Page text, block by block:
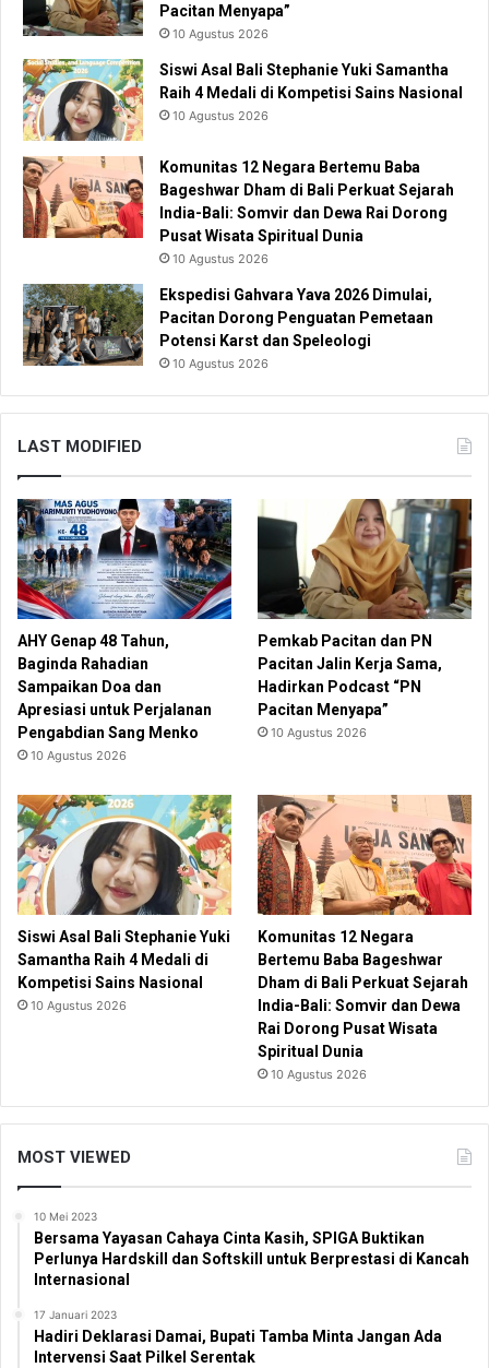
Pacitan Menyapa”
10 Agustus 2026
Siswi Asal Bali Stephanie Yuki Samantha
Raih 4 Medali di Kompetisi Sains Nasional
10 Agustus 2026
Komunitas 12 Negara Bertemu Baba
Bageshwar Dham di Bali Perkuat Sejarah
India-Bali: Somvir dan Dewa Rai Dorong
Pusat Wisata Spiritual Dunia
10 Agustus 2026
Ekspedisi Gahvara Yava 2026 Dimulai,
Pacitan Dorong Penguatan Pemetaan
Potensi Karst dan Speleologi
10 Agustus 2026
LAST MODIFIED
AHY Genap 48 Tahun,
Baginda Rahadian
Sampaikan Doa dan
Apresiasi untuk Perjalanan
Pengabdian Sang Menko
10 Agustus 2026
Pemkab Pacitan dan PN
Pacitan Jalin Kerja Sama,
Hadirkan Podcast “PN
Pacitan Menyapa”
10 Agustus 2026
Siswi Asal Bali Stephanie Yuki
Samantha Raih 4 Medali di
Kompetisi Sains Nasional
10 Agustus 2026
Komunitas 12 Negara
Bertemu Baba Bageshwar
Dham di Bali Perkuat Sejarah
India-Bali: Somvir dan Dewa
Rai Dorong Pusat Wisata
Spiritual Dunia
10 Agustus 2026
MOST VIEWED
10 Mei 2023
Bersama Yayasan Cahaya Cinta Kasih, SPIGA Buktikan
Perlunya Hardskill dan Softskill untuk Berprestasi di Kancah
Internasional
17 Januari 2023
Hadiri Deklarasi Damai, Bupati Tamba Minta Jangan Ada
Intervensi Saat Pilkel Serentak